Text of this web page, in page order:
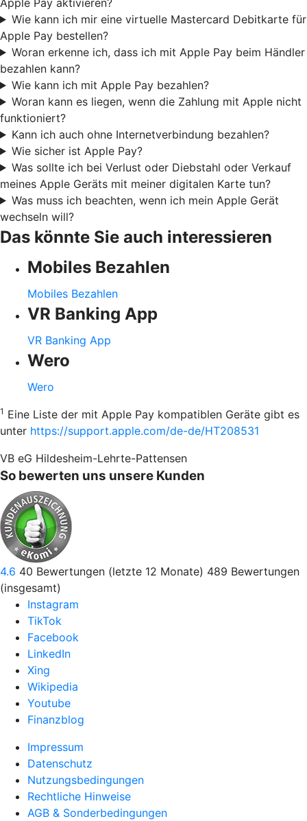
Wie kann ich mir eine virtuelle Mastercard Debitkarte für
Apple Pay bestellen?
Woran erkenne ich, dass ich mit Apple Pay beim Händler
bezahlen kann?
Wie kann ich mit Apple Pay bezahlen?
Woran kann es liegen, wenn die Zahlung mit Apple nicht
funktioniert?
Kann ich auch ohne Internetverbindung bezahlen?
Wie sicher ist Apple Pay?
Was sollte ich bei Verlust oder Diebstahl oder Verkauf
meines Apple Geräts mit meiner digitalen Karte tun?
Was muss ich beachten, wenn ich mein Apple Gerät
wechseln will?
Das könnte Sie auch interessieren
Mobiles Bezahlen
Mobiles Bezahlen
VR Banking App
VR Banking App
Wero
Wero
1 Eine Liste der mit Apple Pay kompatiblen Geräte gibt es
unter https://support.apple.com/de-de/HT208531
VB eG Hildesheim-Lehrte-Pattensen
So bewerten uns unsere Kunden
4.6 40 Bewertungen (letzte 12 Monate) 489 Bewertungen
(insgesamt)
Instagram
TikTok
Facebook
LinkedIn
Xing
Wikipedia
Youtube
Finanzblog
Impressum
Datenschutz
Nutzungsbedingungen
Rechtliche Hinweise
AGB & Sonderbedingungen